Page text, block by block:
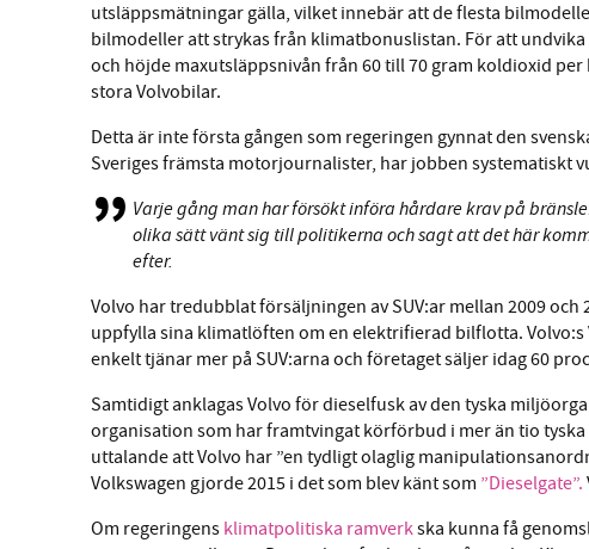
utsläppsmätningar gälla, vilket innebär att de flesta
bilmodeller att strykas från klimatbonuslistan. För att
och höjde maxutsläppsnivån från 60 till 70 gram koldioxid
stora Volvobilar.
Detta är inte första gången som regeringen gynnat den
Sveriges främsta motorjournalister, har jobben systematiskt
Varje gång man har försökt införa hårdare krav på
olika sätt vänt sig till politikerna och sagt att det här
efter.
Volvo har tredubblat försäljningen av SUV:ar mellan 2009 och
uppfylla sina klimatlöften om en elektrifierad bilflotta. Volvo:s
enkelt tjänar mer på SUV:arna och företaget säljer idag 60
Samtidigt anklagas Volvo för dieselfusk av den tyska
organisation som har framtvingat körförbud i mer än tio
uttalande att Volvo har ”en tydligt olaglig
Volkswagen gjorde 2015 i det som blev känt som ”Dieselgate”.
Om regeringens klimatpolitiska ramverkska kunna få